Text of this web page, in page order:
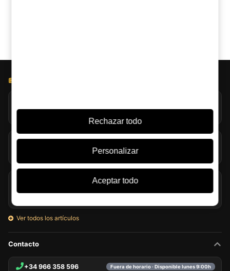
07/08/2026
Turba en el whisky: mucho más que humo en la copa
Glenmorangie y Harrison Ford llevan su single malt al
Ver todos los artículos
Contacto
+34 966 358 596 Fuera de horario · Disponible lunes 9:00h
Rechazar todo
Personalizar
Aceptar todo